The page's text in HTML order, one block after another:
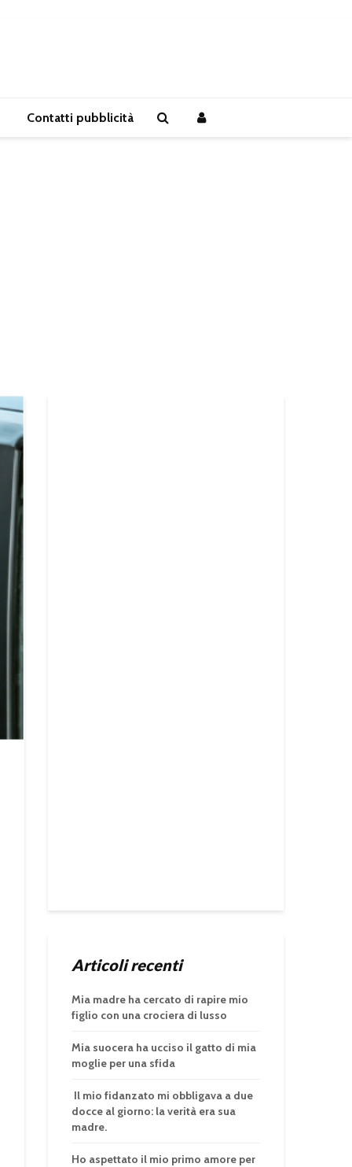
Contatti pubblicità
Articoli recenti
Mia madre ha cercato di rapire mio
figlio con una crociera di lusso
Mia suocera ha ucciso il gatto di mia
moglie per una sfida
Il mio fidanzato mi obbligava a due
docce al giorno: la verità era sua
madre.
Ho aspettato il mio primo amore per